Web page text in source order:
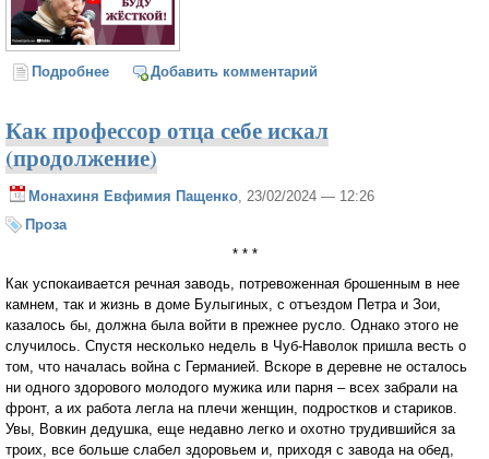
Подробнее о Каринэ Геворгян. Россия граничит с Богом
Добавить комментарий
Как профессор отца себе искал
(продолжение)
Монахиня Евфимия Пащенко , 23/02/2024 — 12:26
Проза
* * *
Как успокаивается речная заводь, потревоженная брошенным в нее
камнем, так и жизнь в доме Булыгиных, с отъездом Петра и Зои,
казалось бы, должна была войти в прежнее русло. Однако этого не
случилось. Спустя несколько недель в Чуб-Наволок пришла весть о
том, что началась война с Германией. Вскоре в деревне не осталось
ни одного здорового молодого мужика или парня – всех забрали на
фронт, а их работа легла на плечи женщин, подростков и стариков.
Увы, Вовкин дедушка, еще недавно легко и охотно трудившийся за
троих, все больше слабел здоровьем и, приходя с завода на обед,